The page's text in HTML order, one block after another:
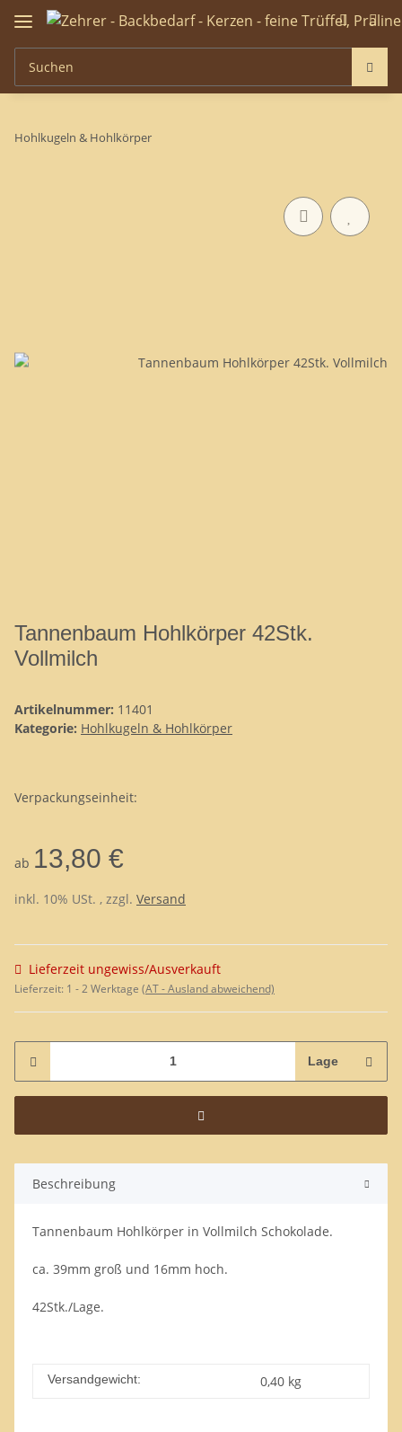
Hohlkugeln & Hohlkörper
Tannenbaum Hohlkörper 42Stk.
Vollmilch
Artikelnummer: 11401
Kategorie: Hohlkugeln & Hohlkörper
Verpackungseinheit:
ab 13,80 €
inkl. 10% USt. , zzgl. Versand
Lieferzeit ungewiss/Ausverkauft
Lieferzeit: 1 - 2 Werktage (AT - Ausland abweichend)
Lage
Beschreibung
Tannenbaum Hohlkörper in Vollmilch Schokolade.
ca. 39mm groß und 16mm hoch.
42Stk./Lage.
Versandgewicht: 0,40 kg